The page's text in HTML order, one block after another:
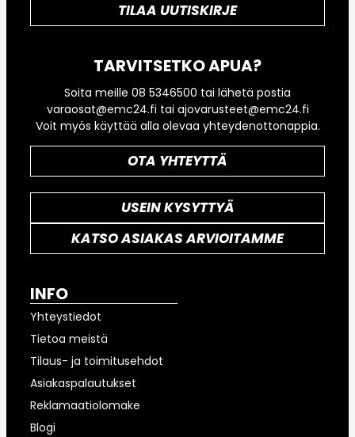
TILAA UUTISKIRJE
TARVITSETKO APUA?
Soita meille 08 5346500 tai lähetä postia
varaosat@emc24.fi tai ajovarusteet@emc24.fi
Voit myös käyttää alla olevaa yhteydenottonappia.
OTA YHTEYTTÄ
USEIN KYSYTTYÄ
KATSO ASIAKAS ARVIOITAMME
INFO
Yhteystiedot
Tietoa meistä
Tilaus- ja toimitusehdot
Asiakaspalautukset
Reklamaatiolomake
Blogi